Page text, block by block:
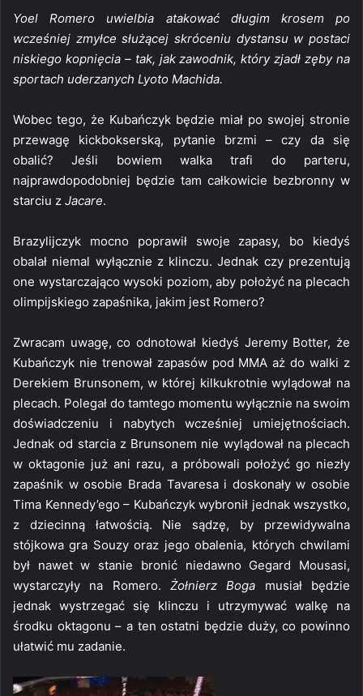
Yoel Romero uwielbia atakować długim krosem po
wcześniej zmyłce służącej skróceniu dystansu w postaci
niskiego kopnięcia – tak, jak zawodnik, który zjadł zęby na
sportach uderzanych Lyoto Machida.
Wobec tego, że Kubańczyk będzie miał po swojej stronie
przewagę kickbokserską, pytanie brzmi – czy da się
obalić? Jeśli bowiem walka trafi do parteru,
najprawdopodobniej będzie tam całkowicie bezbronny w
starciu z Jacare.
Brazylijczyk mocno poprawił swoje zapasy, bo kiedyś
obalał niemal wyłącznie z klinczu. Jednak czy prezentują
one wystarczająco wysoki poziom, aby położyć na plecach
olimpijskiego zapaśnika, jakim jest Romero?
Zwracam uwagę, co odnotował kiedyś Jeremy Botter, że
Kubańczyk nie trenował zapasów pod MMA aż do walki z
Derekiem Brunsonem, w której kilkukrotnie wylądował na
plecach. Polegał do tamtego momentu wyłącznie na swoim
doświadczeniu i nabytych wcześniej umiejętnościach.
Jednak od starcia z Brunsonem nie wylądował na plecach
w oktagonie już ani razu, a próbowali położyć go niezły
zapaśnik w osobie Brada Tavaresa i doskonały w osobie
Tima Kennedy’ego – Kubańczyk wybronił jednak wszystko,
z dziecinną łatwością. Nie sądzę, by przewidywalna
stójkowa gra Souzy oraz jego obalenia, których chwilami
był nawet w stanie bronić niedawno Gegard Mousasi,
wystarczyły na Romero. Żołnierz Boga musiał będzie
jednak wystrzegać się klinczu i utrzymywać walkę na
środku oktagonu – a ten ostatni będzie duży, co powinno
ułatwić mu zadanie.